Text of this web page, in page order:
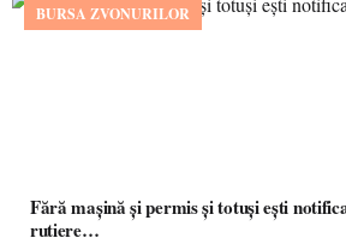
BURSA ZVONURILOR
Fără mașină și permis și totuși ești
rutiere…